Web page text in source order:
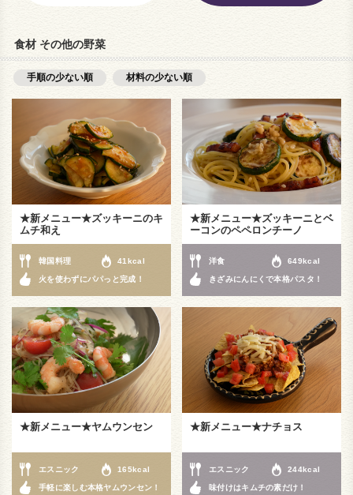
食材 その他の野菜
手順の少ない順 材料の少ない順
★新メニュー★ズッキーニのキ
ムチ和え
韓国料理 41kcal
火を使わずにパパっと完成！
★新メニュー★ズッキーニとベ
ーコンのペペロンチーノ
洋食 649kcal
きざみにんにくで本格パスタ！
★新メニュー★ヤムウンセン
エスニック 165kcal
手軽に楽しむ本格ヤムウンセン！
★新メニュー★ナチョス
エスニック 244kcal
味付けはキムチの素だけ！